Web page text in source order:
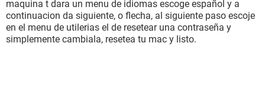
maquina t dara un menu de idiomas escoge español y a
continuacion da siguiente, o flecha, al siguiente paso escoje
en el menu de utilerias el de resetear una contraseña y
simplemente cambiala, resetea tu mac y listo.